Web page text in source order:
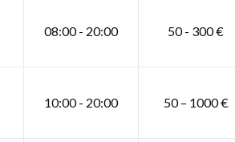
08:00 - 20:00 50 - 300 €
10:00 - 20:00 50 – 1000 €